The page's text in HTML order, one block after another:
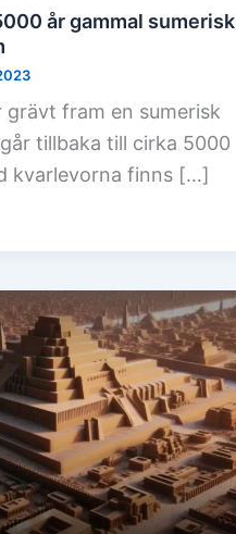
år gammal sumerisk
grävt fram en sumerisk
tillbaka till cirka 5000
kvarlevorna finns […]